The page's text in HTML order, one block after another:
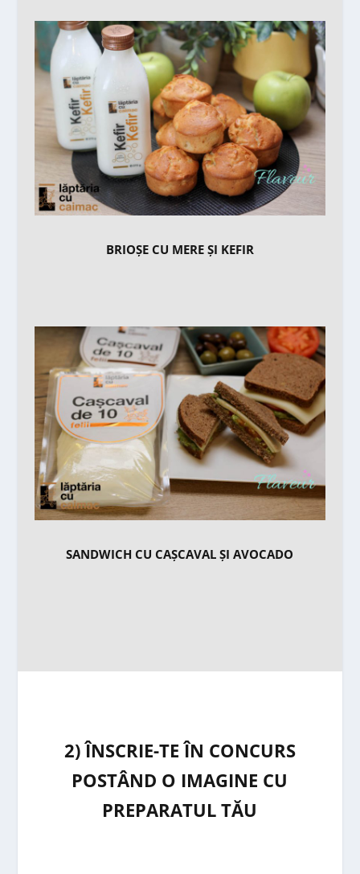
BRIOȘE CU MERE ȘI KEFIR​
SANDWICH CU CAȘCAVAL ȘI AVOCADO
2) ÎNSCRIE-TE ÎN CONCURS
POSTÂND O IMAGINE CU
PREPARATUL TĂU